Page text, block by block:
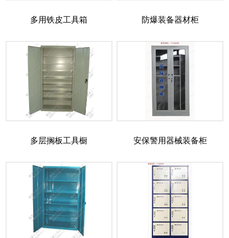
多用铁皮工具箱 防爆装备器材柜
多层搁板工具橱 安保警用器械装备柜